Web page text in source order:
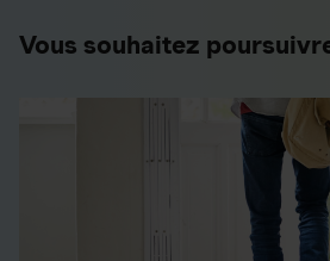
Vous souhaitez